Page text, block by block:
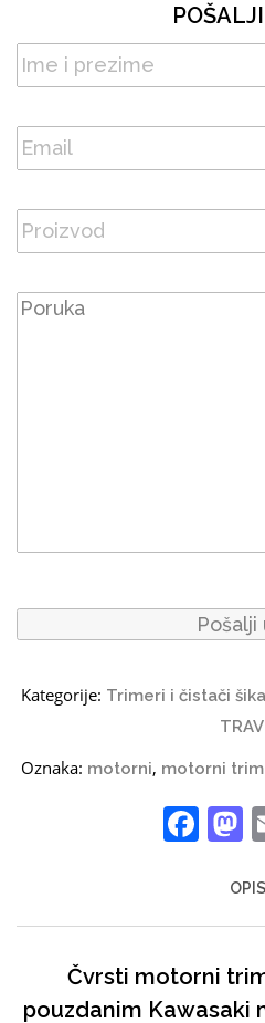
Kategorije: Trimeri i čistači
Oznaka: motorni, motorni
OPIS
Čvrsti motorni
pouzdanim